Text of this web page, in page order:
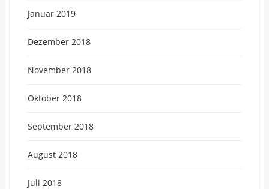
Januar 2019
Dezember 2018
November 2018
Oktober 2018
September 2018
August 2018
Juli 2018